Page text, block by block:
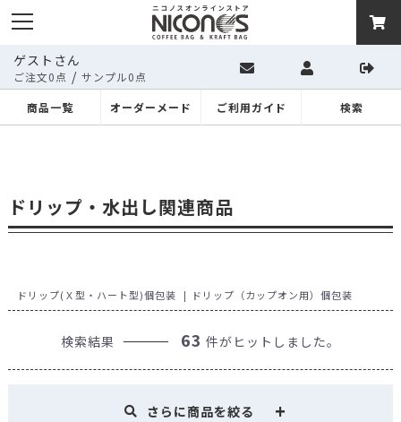
ゲストさん
ご注文0点 / サンプル0点
商品一覧
オーダーメード ご利用ガイド 検索
ドリップ・水出し関連商品
ドリップ(Ｘ型・ハート型)個包装 ドリップ（カップオン用）個包装
検索結果 63 件がヒットしました。
さらに商品を絞る